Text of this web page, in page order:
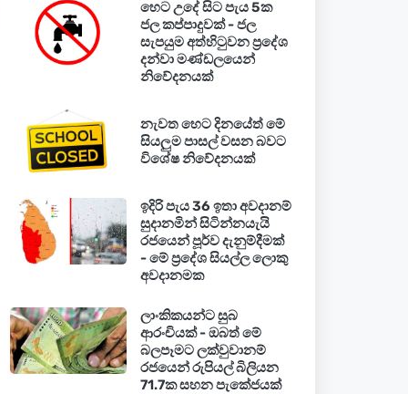
හෙට උදේ සිට පැය 5ක
ජල කප්පාදුවක් - ජල
සැපයුම අත්හිටුවන ප්‍රදේශ
දන්වා මණ්ඩලයෙන්
නිවේදනයක්
නැවත හෙට දිනයේත් මේ
සියලුම පාසල් වසන බවට
විශේෂ නිවේදනයක්
ඉදිරි පැය 36 ඉතා අවදානම්
සුදානමින් සිටින්නයැයි
රජයෙන් පූර්ව දැනුම්දීමක්
- මේ ප්‍රදේශ සියල්ල ලොකු
අවදානමක
ලාංකිකයන්ට සුබ
ආරංචියක් - ඔබත් මේ
බලපෑමට ලක්වුවානම්
රජයෙන් රුපියල් බිලියන
71.7ක සහන පැකේජයක්